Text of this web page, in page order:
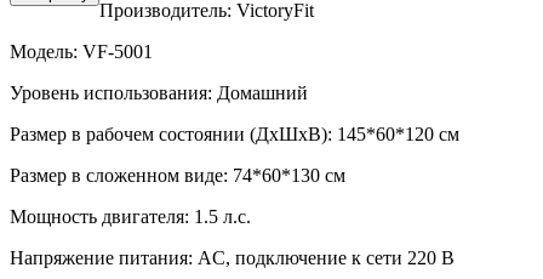
Производитель: VictoryFit
Модель: VF-5001
Уровень использования: Домашний
Размер в рабочем состоянии (ДxШxВ): 145*60*120 см
Размер в сложенном виде: 74*60*130 см
Мощность двигателя: 1.5 л.с.
Напряжение питания: AC, подключение к сети 220 В